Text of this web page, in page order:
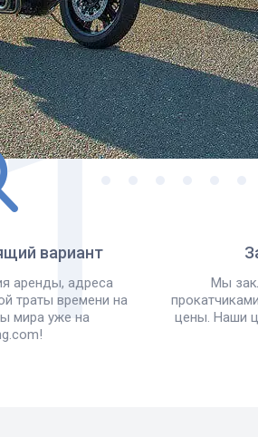
вариант
аренды, адреса
траты времени на
мира уже на
Мы
цены. Наши